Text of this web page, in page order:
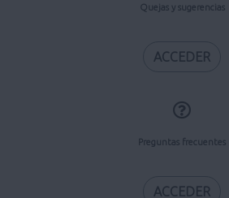
Quejas y sugerencias
ACCEDER
Preguntas frecuentes
ACCEDER